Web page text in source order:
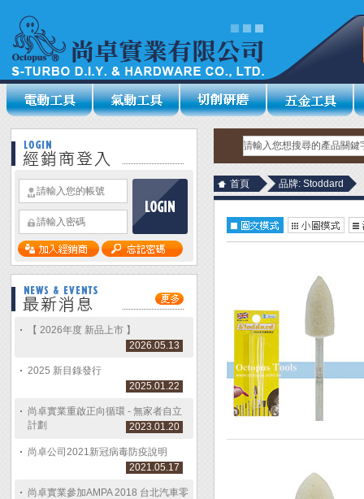
【 2026年度 新品上市 】
2026.05.13
2025 新目錄發行
2025.01.22
尚卓實業重啟正向循環 - 無家者自立
計劃
2023.01.20
尚卓公司2021新冠病毒防疫說明
2021.05.17
尚卓實業參加AMPA 2018 台北汽車零
首頁 品牌: Stoddard